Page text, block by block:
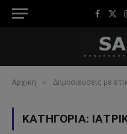
X
Αρχική » Δημοσιεύσεις με
ΚΑΤΗΓΟΡΊΑ: